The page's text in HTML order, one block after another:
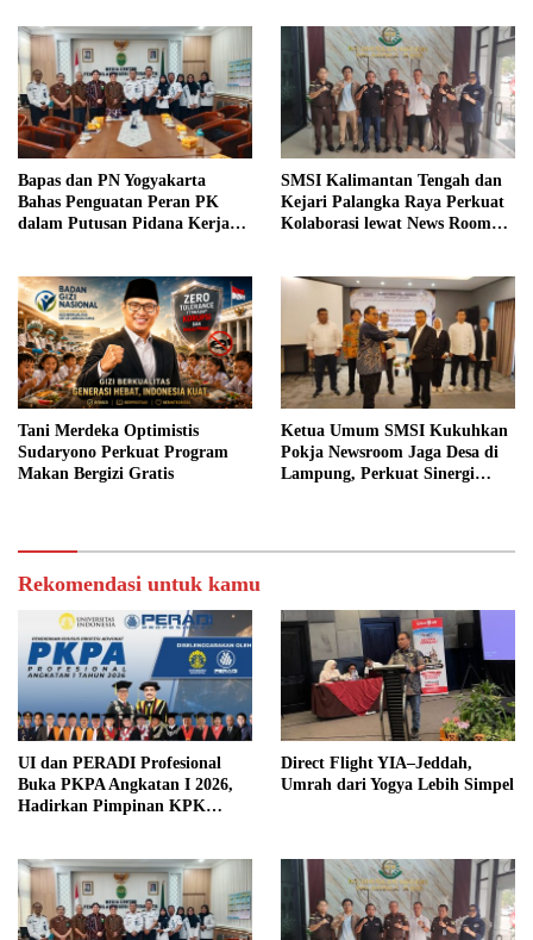
Bapas dan PN Yogyakarta
Bahas Penguatan Peran PK
dalam Putusan Pidana Kerja
SMSI Kalimantan Tengah dan
Kejari Palangka Raya Perkuat
Kolaborasi lewat News Room
Tani Merdeka Optimistis
Sudaryono Perkuat Program
Makan Bergizi Gratis
Ketua Umum SMSI Kukuhkan
Pokja Newsroom Jaga Desa di
Lampung, Perkuat Sinergi
Rekomendasi untuk kamu
UI dan PERADI Profesional
Buka PKPA Angkatan I 2026,
Hadirkan Pimpinan KPK
Direct Flight YIA–Jeddah,
Umrah dari Yogya Lebih Simpel